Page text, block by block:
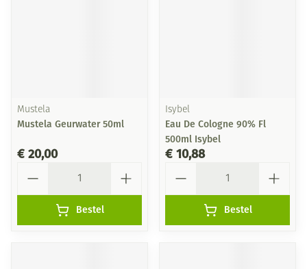
Mustela
Mustela Geurwater 50ml
€ 20,00
Bestel
Isybel
Eau De Cologne 90% Fl
500ml Isybel
€ 10,88
Bestel